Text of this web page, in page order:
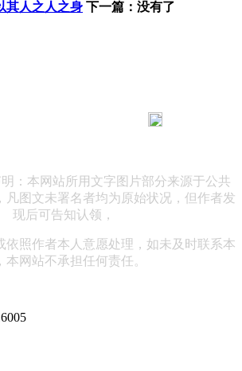
其人之人之身 下一篇：没有了
：本网站所用文字图片部分来源于公共
凡图文未署名者均为原始状况，但作者发
现后可告知认领，
依照作者本人意愿处理，如未及时联系本
本网站不承担任何责任。